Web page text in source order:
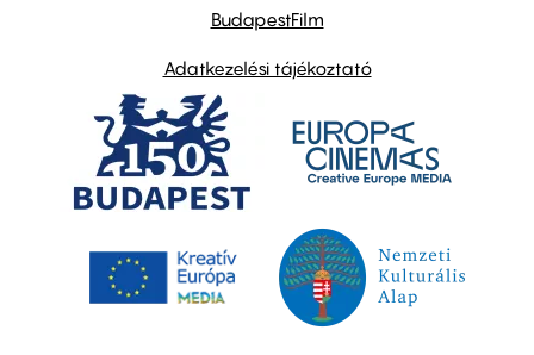
BudapestFilm
Adatkezelési tájékoztató